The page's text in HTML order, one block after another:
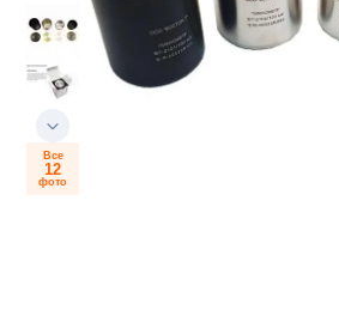
Все
12
фото